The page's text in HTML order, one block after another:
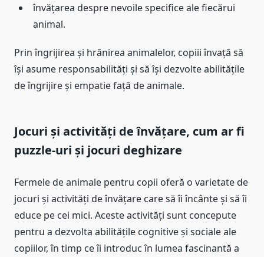
învățarea despre nevoile specifice ale fiecărui
animal.
Prin îngrijirea și hrănirea animalelor, copiii învață să
își asume responsabilități și să își dezvolte abilitățile
de îngrijire și empatie față de animale.
Jocuri și activități de învățare, cum ar fi
puzzle-uri și jocuri deghizare
Fermele de animale pentru copii oferă o varietate de
jocuri și activități de învățare care să îi încânte și să îi
educe pe cei mici. Aceste activități sunt concepute
pentru a dezvolta abilitățile cognitive și sociale ale
copiilor, în timp ce îi introduc în lumea fascinantă a